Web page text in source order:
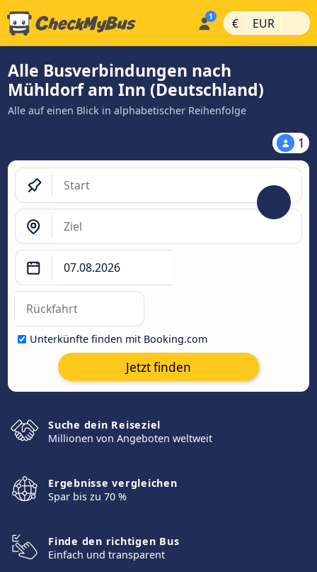
€ | EUR |
Alle Busverbindungen nach
Mühldorf am Inn (Deutschland)
Alle auf einen Blick in alphabetischer Reihenfolge
1
Unterkünfte finden mit Booking.com
Jetzt finden
Suche dein Reiseziel
Millionen von Angeboten weltweit
Ergebnisse vergleichen
Spar bis zu 70 %
Finde den richtigen Bus
Einfach und transparent